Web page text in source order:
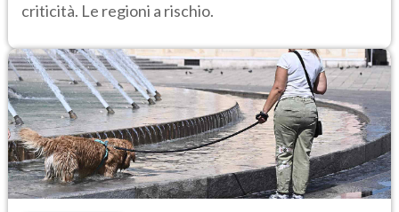
criticità. Le regioni a rischio.